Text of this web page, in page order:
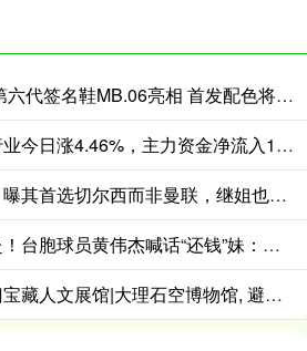
金财配资 拉梅洛·鲍尔第六代签名鞋MB.06亮相 首发配色将于近日小面积发售
永旺配资端 美容护理行业今日涨4.46%，主力资金净流入1.07亿元
鼎信天下 斯科特出局！曝其首选切尔西而非曼联，继姐也无法说服他向往红魔
火牛配资 超萌双向奔赴！台胞球员黄伟杰喊话“还钱”妹：进球了希望她开心！
财牛股配 大理古城南门宝藏人文展馆|大理石空博物馆, 避暑研学拍照一站式打卡